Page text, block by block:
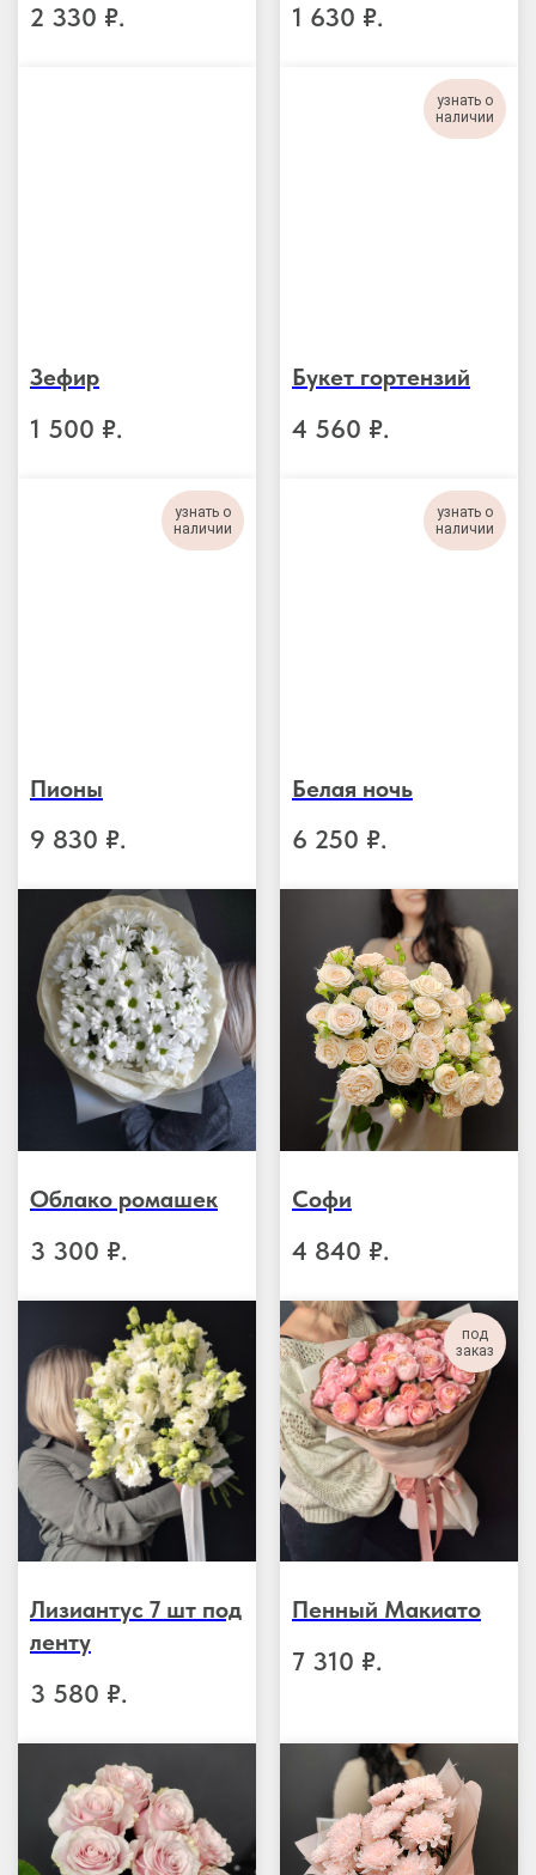
2 330 ₽. 1 630 ₽.
Зефир
1 500 ₽.
узнать о
наличии
Букет гортензий
4 560 ₽.
узнать о
наличии
Пионы
9 830 ₽.
узнать о
наличии
Белая ночь
6 250 ₽.
Облако ромашек
3 300 ₽.
Софи
4 840 ₽.
Лизиантус 7 шт под
ленту
3 580 ₽.
под
заказ
Пенный Макиато
7 310 ₽.